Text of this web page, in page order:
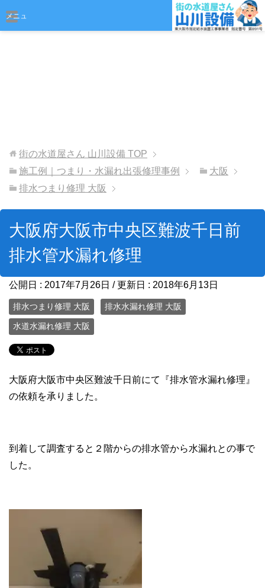
メニュ
街の水道屋さん 山川設備 TOP
施工例｜つまり・水漏れ出張修理事例
大阪
排水つまり修理 大阪
大阪府大阪市中央区難波千日前
排水管水漏れ修理
公開日 : 2017年7月26日 / 更新日 : 2018年6月13日
排水つまり修理 大阪 排水水漏れ修理 大阪
水道水漏れ修理 大阪
大阪府大阪市中央区難波千日前にて『排水管水漏れ修理』
の依頼を承りました。
到着して調査すると２階からの排水管から水漏れとの事で
した。